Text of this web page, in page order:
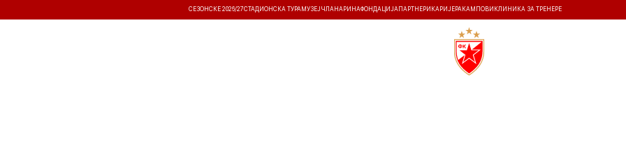
СЕЗОНСКЕ 2026/27СТАДИОНСКА ТУРА МУЗЕЈ ЧЛАНАРИНАФОНДАЦИЈА ПАРТНЕРИ КАРИЈЕРА КАМПОВИ КЛИНИКА ЗА ТРЕНЕРЕ